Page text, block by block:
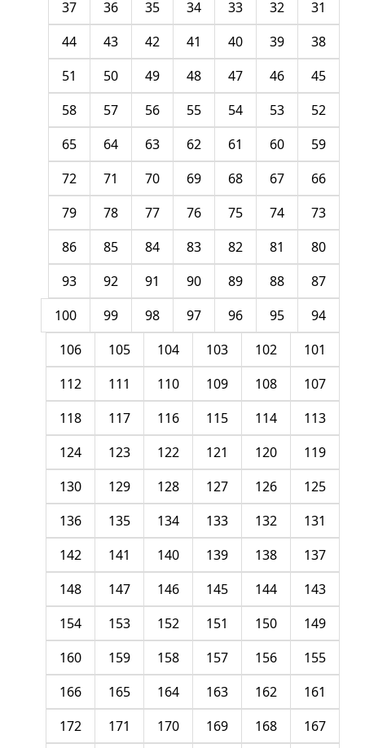
31
32
33
34
35
36
37
38
39
40
41
42
43
44
45
46
47
48
49
50
51
52
53
54
55
56
57
58
59
60
61
62
63
64
65
66
67
68
69
70
71
72
73
74
75
76
77
78
79
80
81
82
83
84
85
86
87
88
89
90
91
92
93
94
95
96
97
98
99
100
101
102
103
104
105
106
107
108
109
110
111
112
113
114
115
116
117
118
119
120
121
122
123
124
125
126
127
128
129
130
131
132
133
134
135
136
137
138
139
140
141
142
143
144
145
146
147
148
149
150
151
152
153
154
155
156
157
158
159
160
161
162
163
164
165
166
167
168
169
170
171
172